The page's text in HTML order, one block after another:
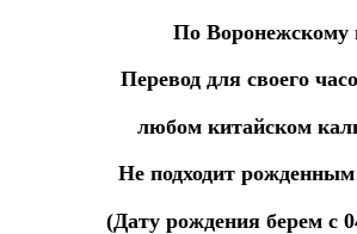
По Воронежскому
Перевод для своего
любом китайском
Не подходит рожденным
(Дату рождения берем с